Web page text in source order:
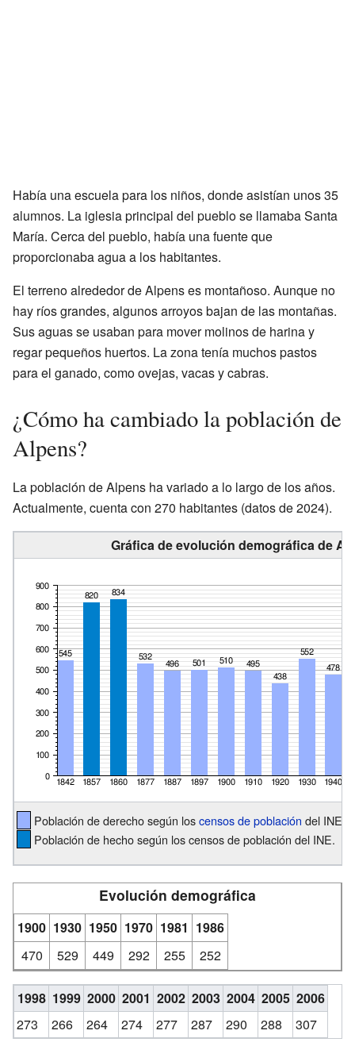
Había una escuela para los niños, donde asistían unos 35
alumnos. La iglesia principal del pueblo se llamaba Santa
María. Cerca del pueblo, había una fuente que
proporcionaba agua a los habitantes.
El terreno alrededor de Alpens es montañoso. Aunque no
hay ríos grandes, algunos arroyos bajan de las montañas.
Sus aguas se usaban para mover molinos de harina y
regar pequeños huertos. La zona tenía muchos pastos
para el ganado, como ovejas, vacas y cabras.
¿Cómo ha cambiado la población de
Alpens?
La población de Alpens ha variado a lo largo de los años.
Actualmente, cuenta con 270 habitantes (datos de 2024).
Gráfica de evolución demográfica de
Población de derecho según loscensos de población del INE.
Población de hecho según los censos de población del INE.
Evolución demográfica
1900 1930 1950 1970 1981 1986
470
529 449 292 255 252
1998 1999 2000 2001 2002 2003 2004 2005 2006
273
266 264 274 277 287 290 288 307